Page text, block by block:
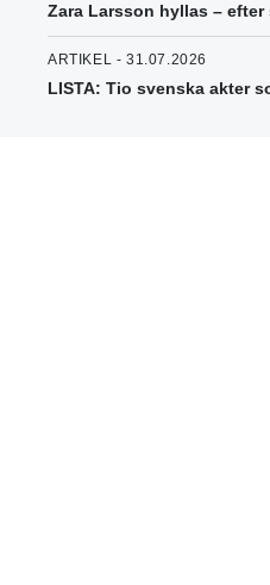
Zara Larsson hyllas –
ARTIKEL - 31.07.2026
LISTA: Tio svenska akter